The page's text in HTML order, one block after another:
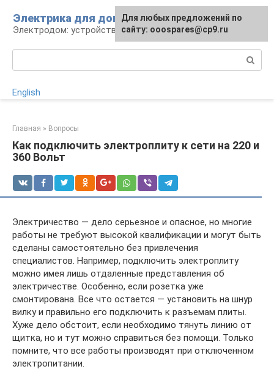
контенту
Электрика для дома
Электродом: устройства, кабели, ремонт
English
Главная » Вопросы
Как подключить электроплиту к сети на 220 и
360 Вольт
Электричество — дело серьезное и опасное, но многие
работы не требуют высокой квалификации и могут быть
сделаны самостоятельно без привлечения
специалистов. Например, подключить электроплиту
можно имея лишь отдаленные представления об
электричестве. Особенно, если розетка уже
смонтирована. Все что остается — установить на шнур
вилку и правильно его подключить к разъемам плиты.
Хуже дело обстоит, если необходимо тянуть линию от
щитка, но и тут можно справиться без помощи. Только
помните, что все работы производят при отключенном
электропитании.
Для любых предложений по
сайту: ooospares@cp9.ru